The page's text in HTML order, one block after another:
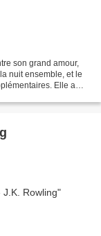
son grand amour,
nuit ensemble, et le
Elle a